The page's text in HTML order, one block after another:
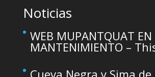
Noticias
WEB MUPANTQUAT EN
MANTENIMIENTO –
maintenance